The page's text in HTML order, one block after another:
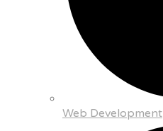
Web Development